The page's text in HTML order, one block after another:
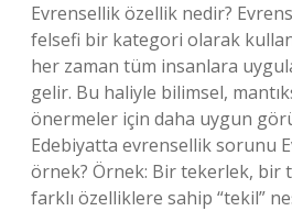
Evrensellik özellik nedir?
felsefi bir kategori olarak
her zaman tüm insanlara
gelir. Bu haliyle bilimsel,
önermeler için daha uygun
Edebiyatta evrensellik sorunu
örnek? Örnek: Bir tekerlek, bir
farklı özelliklere sahip “tekil”